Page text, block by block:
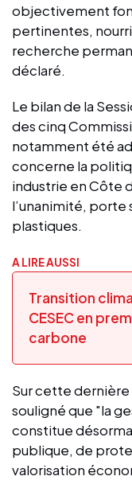
objectivement
pertinentes,
recherche
déclaré.
Le bilan de la
des cinq
notamment été
concerne la
industrie en Côte
l’unanimité, porte
plastiques.
A LIRE AUSSI
Transition
CESEC en
carbone
Sur cette dernière
souligné que "la
constitue
publique, de
valorisation